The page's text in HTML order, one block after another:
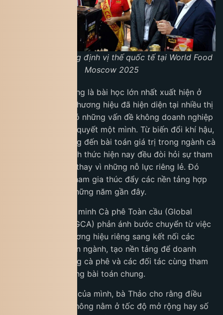
King Coffee khẳng định vị thế quốc tế tại World Food
Moscow 2025
Bài học thứ ba, cũng là bài học lớn nhất xuất hiện ở
giai đoạn sau khi thương hiệu đã hiện diện tại nhiều thị
trường quốc tế. Có những vấn đề không doanh nghiệp
nào có thể tự giải quyết một mình. Từ biến đổi khí hậu,
phát triển bền vững đến bài toán giá trị trong ngành cà
phê, phần lớn thách thức hiện nay đều đòi hỏi sự tham
gia của nhiều bên thay vì những nỗ lực riêng lẻ. Đó
cũng là lý do bà tham gia thúc đẩy các nền tảng hợp
tác ngành trong những năm gần đây.
Sự ra đời của Liên minh Cà phê Toàn cầu (Global
Coffee Alliance – GCA) phản ánh bước chuyển từ việc
phát triển một thương hiệu riêng sang kết nối các
nguồn lực cho toàn ngành, tạo nền tảng để doanh
nghiệp, người trồng cà phê và các đối tác cùng tham
gia giải quyết những bài toán chung.
Nhìn lại hành trình của mình, bà Thảo cho rằng điều
quan trọng nhất không nằm ở tốc độ mở rộng hay số